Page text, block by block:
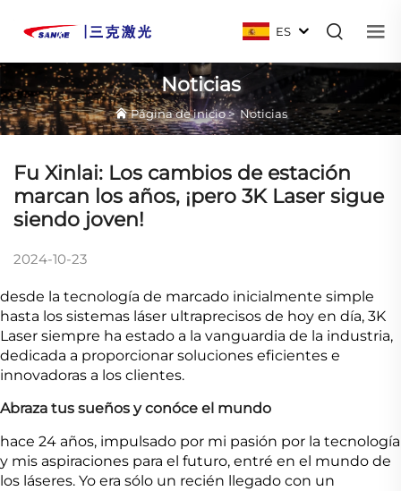
ES
Noticias
Página de inicio>Noticias
Fu Xinlai: Los cambios de estación
marcan los años, ¡pero 3K Laser sigue
siendo joven!
2024-10-23
desde la tecnología de marcado inicialmente simple
hasta los sistemas láser ultraprecisos de hoy en día, 3K
Laser siempre ha estado a la vanguardia de la industria,
dedicada a proporcionar soluciones eficientes e
innovadoras a los clientes.
Abraza tus sueños y conóce el mundo
hace 24 años, impulsado por mi pasión por la tecnología
y mis aspiraciones para el futuro, entré en el mundo de
los láseres. Yo era sólo un recién llegado con un